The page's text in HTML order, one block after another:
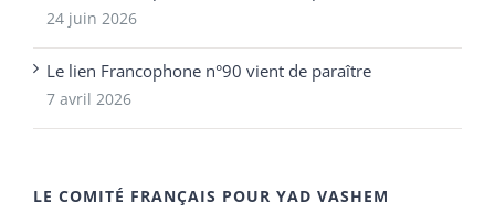
24 juin 2026
Le lien Francophone n°90 vient de paraître
7 avril 2026
LE COMITÉ FRANÇAIS POUR YAD VASHEM